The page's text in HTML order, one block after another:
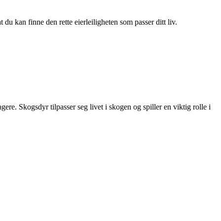
kan finne den rette eierleiligheten som passer ditt liv.
Skogsdyr tilpasser seg livet i skogen og spiller en viktig rolle i